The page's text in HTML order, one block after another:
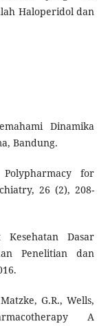
Haloperidol dan
Dinamika
Bandung.
for
26 (2), 208-
Dasar
Penelitian dan
G.R., Wells,
A